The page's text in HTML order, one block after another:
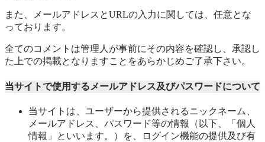
また、メールアドレスとURLの入力に関しては、任意とな
っております。
全てのコメントは管理人が事前にその内容を確認し、承認し
た上での掲載となりますことをあらかじめご了承下さい。
当サイトで使用するメールアドレス及びパスワードについて
当サイトは、ユーザーから提供されるニックネーム、
メールアドレス、パスワード等の情報（以下、「個人
情報」といいます。）を、ログイン機能の提供及び有